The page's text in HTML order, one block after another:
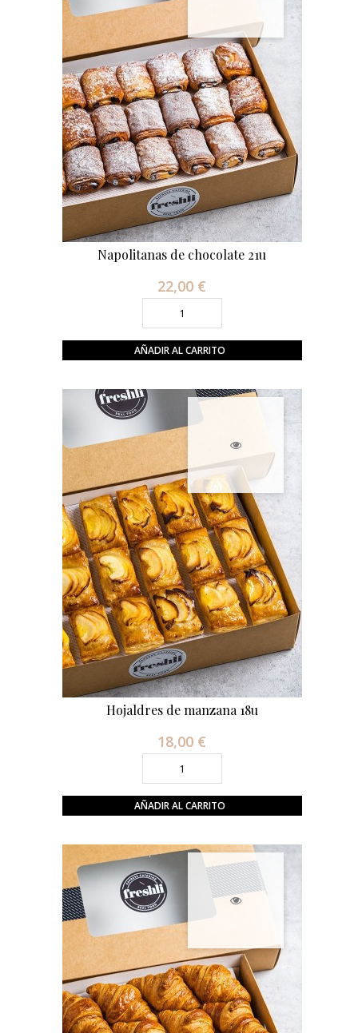
Napolitanas de chocolate 21u
22,00 €
AÑADIR AL CARRITO
Hojaldres de manzana 18u
18,00 €
AÑADIR AL CARRITO